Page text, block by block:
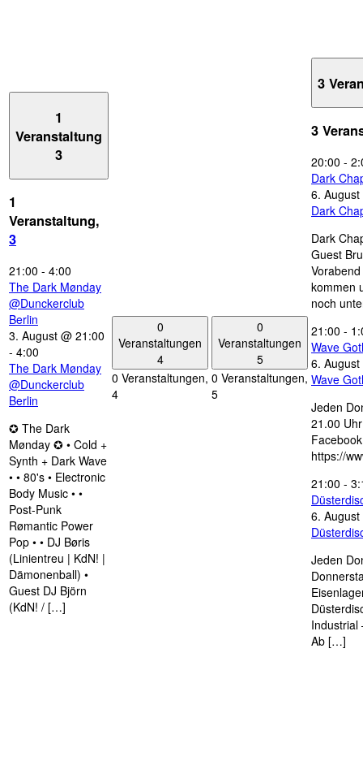
1
Veranstaltung
3
1
Veranstaltung,
3
21:00 - 4:00
The Dark Mønday
@Dunckerclub
Berlin
3. August @ 21:00
- 4:00
The Dark Mønday
@Dunckerclub
Berlin
✪ The Dark
Mønday ✪ • Cold +
Synth + Dark Wave
• • 80's • Electronic
Body Music • •
Post-Punk
Rømantic Power
Pop • • DJ Børis
(Linientreu | KdN! |
Dämonenball) •
Guest DJ Björn
(KdN! / […]
0
Veranstaltungen
4
0 Veranstaltungen,
4
0
Veranstaltungen
5
0 Veranstaltungen,
5
3
3
20:00 -
Dark
6.
Dark
Dark
Guest
kommen
noch
21:00 -
Wave
6.
Wave
Jeden
21.00
https://
21:00 -
6.
Jeden
Industrial
Ab […]